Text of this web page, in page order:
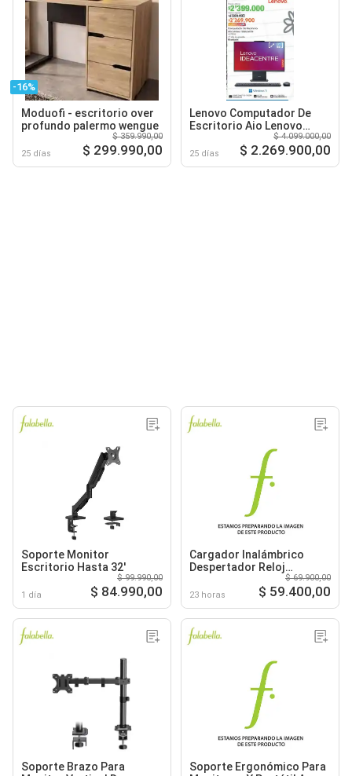
-16%
Moduofi - escritorio over
profundo palermo wengue
25 días
$ 359.990,00
$ 299.990,00
Lenovo Computador De
Escritorio Aio Lenovo
Ideacentre 27IRH9
25 días
$ 4.099.000,00
$ 2.269.900,00
Soporte Monitor
Escritorio Hasta 32'
1 día
$ 99.990,00
$ 84.990,00
Cargador Inalámbrico
Despertador Reloj
23 horas
$ 69.900,00
$ 59.400,00
Soporte Brazo Para
Soporte Ergonómico Para